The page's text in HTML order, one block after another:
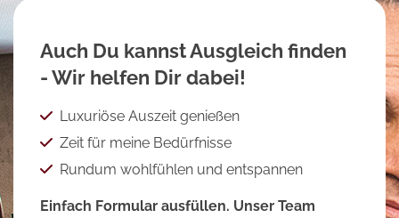
Auch Du kannst Ausgleich finden
- Wir helfen Dir dabei!
Luxuriöse Auszeit genießen
Zeit für meine Bedürfnisse
Rundum wohlfühlen und entspannen
Einfach Formular ausfüllen. Unser Team